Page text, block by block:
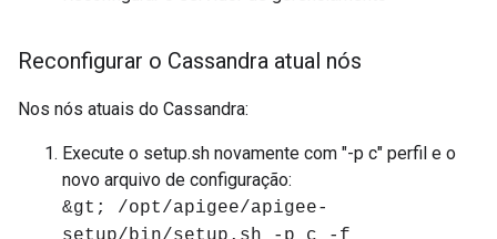
Reconfigurar o Cassandra atual nós
Nos nós atuais do Cassandra:
Execute o setup.sh novamente com "-p c" perfil e o
novo arquivo de configuração:
&gt; /opt/apigee/apigee-